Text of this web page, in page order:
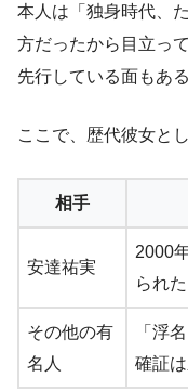
本人は「独身時代、
方だったから目立っ
先行している面もあ
ここで、歴代彼女と
相手
安達祐実
2000
られた
その他の有
名人
「浮
確証